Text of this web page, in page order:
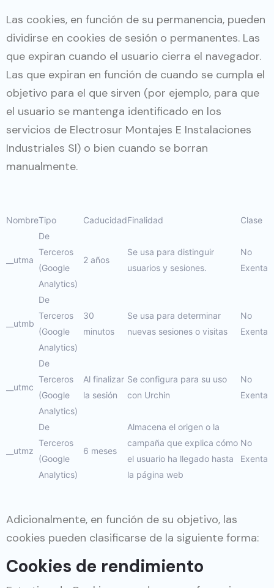
Las cookies, en función de su permanencia, pueden
dividirse en cookies de sesión o permanentes. Las
que expiran cuando el usuario cierra el navegador.
Las que expiran en función de cuando se cumpla el
objetivo para el que sirven (por ejemplo, para que
el usuario se mantenga identificado en los
servicios de Electrosur Montajes E Instalaciones
Industriales Sl) o bien cuando se borran
manualmente.
NombreTipo CaducidadFinalidad Clase
__utma
De
Terceros
(Google
Analytics)
2 años
Se usa para distinguir
usuarios y sesiones.
No
Exenta
__utmb
De
Terceros
(Google
Analytics)
30
minutos
Se usa para determinar
nuevas sesiones o visitas
No
Exenta
__utmc
De
Terceros
(Google
Analytics)
Al finalizar
la sesión
Se configura para su uso
con Urchin
No
Exenta
__utmz
De
Terceros
(Google
Analytics)
6 meses
Almacena el origen o la
campaña que explica cómo
el usuario ha llegado hasta
la página web
No
Exenta
Adicionalmente, en función de su objetivo, las
cookies pueden clasificarse de la siguiente forma:
Cookies de rendimiento